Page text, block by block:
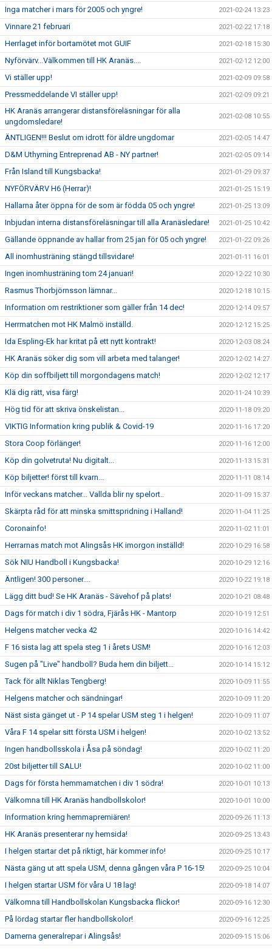
Inga matcher i mars för 2005 och yngre! 2021-02-24 13:23
Vinnare 21 februari 2021-02-22 17:18
Herrlaget inför bortamötet mot GUIF 2021-02-18 15:30
Nyförvärv...Välkommen till HK Aranäs.... 2021-02-12 12:00
Vi ställer upp! 2021-02-09 09:58
Pressmeddelande VI ställer upp! 2021-02-09 09:21
HK Aranäs arrangerar distansföreläsningar för alla
ungdomsledare!
2021-02-08 10:55
ÄNTLIGEN!!! Beslut om idrott för äldre ungdomar 2021-02-05 14:47
D&M Uthyrning Entreprenad AB - NY partner! 2021-02-05 09:14
Från Island till Kungsbacka! 2021-01-29 09:37
NYFÖRVÄRV H6 (Herrar)! 2021-01-25 15:19
Hallarna åter öppna för de som är födda 05 och yngre! 2021-01-25 13:09
Inbjudan interna distansföreläsningar till alla Aranäsledare! 2021-01-25 10:42
Gällande öppnande av hallar from 25 jan för 05 och yngre! 2021-01-22 09:26
All inomhusträning stängd tillsvidare! 2021-01-11 16:01
Ingen inomhusträning tom 24 januari! 2020-12-22 10:30
Rasmus Thorbjörnsson lämnar... 2020-12-18 10:15
Information om restriktioner som gäller från 14 dec! 2020-12-14 09:57
Herrmatchen mot HK Malmö inställd. 2020-12-12 15:25
Ida Espling-Ek har kritat på ett nytt kontrakt! 2020-12-03 08:24
HK Aranäs söker dig som vill arbeta med talanger! 2020-12-02 14:27
Köp din soffbiljett till morgondagens match! 2020-12-02 12:17
Klä dig rätt, visa färg! 2020-11-24 10:39
Hög tid för att skriva önskelistan... 2020-11-18 09:20
VIKTIG Information kring publik & Covid-19 2020-11-16 17:20
Stora Coop förlänger! 2020-11-16 12:00
Köp din golvetruta! Nu digitalt... 2020-11-13 15:31
Köp biljetter! först till kvarn... 2020-11-11 08:14
Inför veckans matcher... Vallda blir ny spelort.. 2020-11-09 15:37
Skärpta råd för att minska smittspridning i Halland! 2020-11-04 11:25
Coronainfo! 2020-11-02 11:01
Herrarnas match mot Alingsås HK imorgon inställd! 2020-10-29 16:58
Sök NIU Handboll i Kungsbacka! 2020-10-29 12:16
Äntligen! 300 personer.... 2020-10-22 19:18
Lägg ditt bud! Se HK Aranäs - Sävehof på plats! 2020-10-21 08:48
Dags för match i div 1 södra, Fjärås HK - Mantorp 2020-10-19 12:51
Helgens matcher vecka 42 2020-10-16 14:42
F 16 sista lag att spela steg 1 i årets USM! 2020-10-16 12:03
Sugen på "Live" handboll? Buda hem din biljett... 2020-10-14 15:12
Tack för allt Niklas Tengberg! 2020-10-09 11:55
Helgens matcher och sändningar! 2020-10-09 11:20
Näst sista gänget ut - P 14 spelar USM steg 1 i helgen! 2020-10-09 11:07
Våra F 14 spelar sitt första USM i helgen! 2020-10-02 13:52
Ingen handbollsskola i Åsa på söndag! 2020-10-02 11:20
20st biljetter till SALU! 2020-10-02 11:00
Dags för första hemmamatchen i div 1 södra! 2020-10-01 10:13
Välkomna till HK Aranäs handbollskolor! 2020-10-01 10:00
Information kring hemmapremiären! 2020-09-26 11:13
HK Aranäs presenterar ny hemsida! 2020-09-25 13:43
I helgen startar det på riktigt, här kommer info! 2020-09-25 10:17
Nästa gäng ut att spela USM, denna gången våra P 16-15! 2020-09-25 10:04
I helgen startar USM för våra U 18 lag! 2020-09-18 14:07
Välkomna till Handbollskolan Kungsbacka flickor! 2020-09-16 12:30
På lördag startar fler handbollskolor! 2020-09-16 12:25
Damerna generalrepar i Alingsås! 2020-09-15 15:06